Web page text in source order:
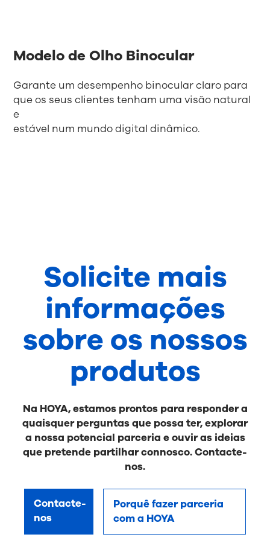
Modelo de Olho Binocular
Garante um desempenho binocular claro para
que os seus clientes tenham uma visão natural
e
estável num mundo digital dinâmico.
Solicite mais
informações
sobre os nossos
produtos
Na HOYA, estamos prontos para responder a
quaisquer perguntas que possa ter, explorar
a nossa potencial parceria e ouvir as ideias
que pretende partilhar connosco. Contacte-
nos.
Contacte-
nos
Porquê fazer parceria
com a HOYA